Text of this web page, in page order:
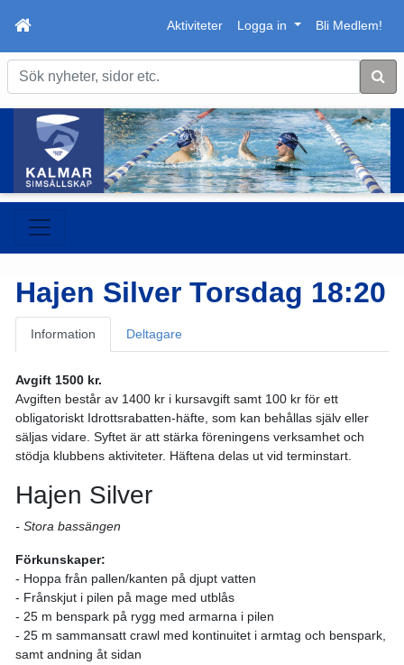
Aktiviteter Logga in Bli Medlem!
Sök
Hajen Silver Torsdag 18:20
Information Deltagare
Avgift 1500 kr.
Avgiften består av 1400 kr i kursavgift samt 100 kr för ett
obligatoriskt Idrottsrabatten-häfte, som kan behållas själv eller
säljas vidare. Syftet är att stärka föreningens verksamhet och
stödja klubbens aktiviteter. Häftena delas ut vid terminstart.
Hajen Silver
- Stora bassängen
Förkunskaper:
- Hoppa från pallen/kanten på djupt vatten
- Frånskjut i pilen på mage med utblås
- 25 m benspark på rygg med armarna i pilen
- 25 m sammansatt crawl med kontinuitet i armtag och benspark,
samt andning åt sidan